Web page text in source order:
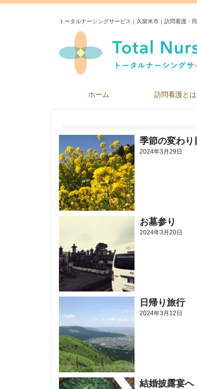
トータルナーシングサービス｜久留米市｜訪問看護・
ホーム 訪問看護とは
季節の変わり
2024年3月29日
お墓参り
2024年3月20日
日帰り旅行
2024年3月12日
結婚披露宴へ